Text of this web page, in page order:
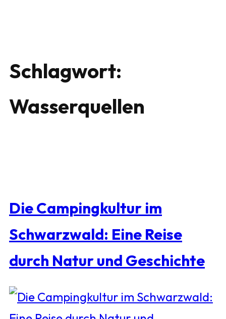
Schlagwort:
Wasserquellen
Die Campingkultur im
Schwarzwald: Eine Reise
durch Natur und Geschichte